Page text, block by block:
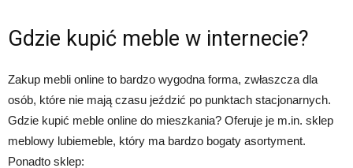
Gdzie kupić meble w internecie?
Zakup mebli online to bardzo wygodna forma, zwłaszcza dla
osób, które nie mają czasu jeździć po punktach stacjonarnych.
Gdzie kupić meble online do mieszkania? Oferuje je m.in. sklep
meblowy lubiemeble, który ma bardzo bogaty asortyment.
Ponadto sklep: